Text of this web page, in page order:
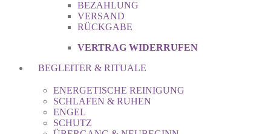
BEZAHLUNG
VERSAND
RÜCKGABE
VERTRAG WIDERRUFEN
BEGLEITER & RITUALE
ENERGETISCHE REINIGUNG
SCHLAFEN & RUHEN
ENGEL
SCHUTZ